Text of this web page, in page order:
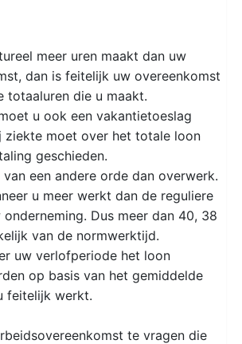
meer uren maakt dan uw
dan is feitelijk uw overeenkomst
totaaluren die u maakt.
u ook een vakantietoeslag
ziekte moet over het totale loon
geschieden.
een andere orde dan overwerk.
u meer werkt dan de reguliere
Dus meer dan 40, 38
van de normwerktijd.
uw verlofperiode het loon
op basis van het gemiddelde
feitelijk werkt.
te vragen die